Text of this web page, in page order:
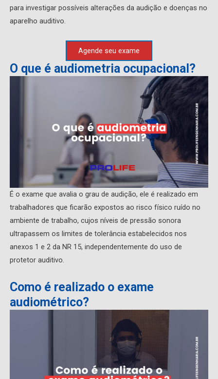
para investigar possíveis alterações da audição e doenças no
aparelho auditivo.
Agende seu exame
O que é audiometria ocupacional?
É o exame que avalia o grau de audição, ele é realizado em
trabalhadores que ficarão expostos ao risco físico ruído no
ambiente de trabalho, cujos níveis de pressão sonora
ultrapassem os limites de tolerância estabelecidos nos
anexos 1 e 2 da NR 15, independentemente do uso de
protetor auditivo.
Como é realizado o exame
audiométrico?